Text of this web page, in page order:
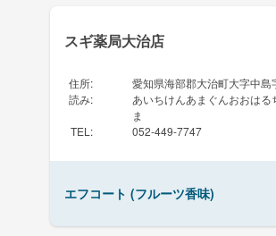
スギ薬局大治店
住所:
愛知県海部郡大治町大字中島
読み:
あいちけんあまぐんおおはる
ま
TEL : 052-449-7747
エフコート (フルーツ香味)